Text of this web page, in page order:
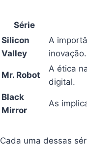
Série
Silicon
Valley
A
inovação.
Mr. Robot
A ética
digital.
Black
Mirror
As
Cada uma dessas